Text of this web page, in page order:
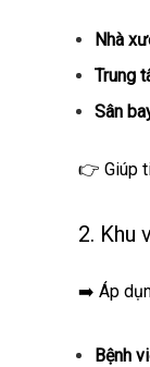
Nhà
Trung
Sân
👉 Giúp
2. Khu
➡️ Áp
Bệnh